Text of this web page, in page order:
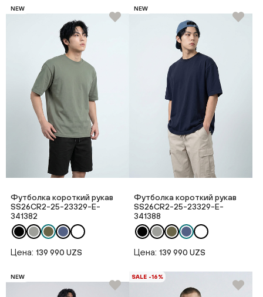
NEW
Футболка короткий рукав
SS26CR2-25-23329-E-
341382
Цена: 139 990 UZS
NEW
Футболка короткий рукав
SS26CR2-25-23329-E-
341388
Цена: 139 990 UZS
NEW SALE -16%